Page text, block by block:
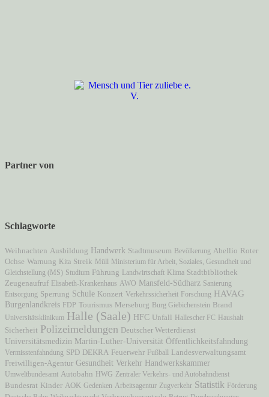
Partner von
Schlagworte
Weihnachten Ausbildung Handwerk Stadtmuseum Bevölkerung Abellio Roter
Ochse Warnung Kita Streik Müll Ministerium für Arbeit, Soziales, Gesundheit und
Gleichstellung (MS) Studium Führung Landwirtschaft Klima Stadtbibliothek
Zeugenaufruf Elisabeth-Krankenhaus AWO Mansfeld-Südharz Sanierung
Entsorgung Sperrung Schule Konzert Verkehrssicherheit Forschung HAVAG
Burgenlandkreis FDP Tourismus Merseburg Burg Giebichenstein Brand
Universitätsklinikum Halle (Saale) HFC Unfall Hallescher FC Haushalt
Sicherheit Polizeimeldungen Deutscher Wetterdienst
Universitätsmedizin Martin-Luther-Universität Öffentlichkeitsfahndung
Vermisstenfahndung SPD DEKRA Feuerwehr Fußball Landesverwaltungsamt
Freiwilligen-Agentur Gesundheit Verkehr Handwerkskammer
Umweltbundesamt Autobahn HWG Zentraler Verkehrs- und Autobahndienst
Bundesrat Kinder AOK Gedenken Arbeitsagentur Zugverkehr Statistik Förderung